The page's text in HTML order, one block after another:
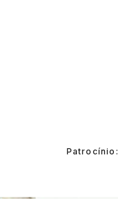
Patrocínio: